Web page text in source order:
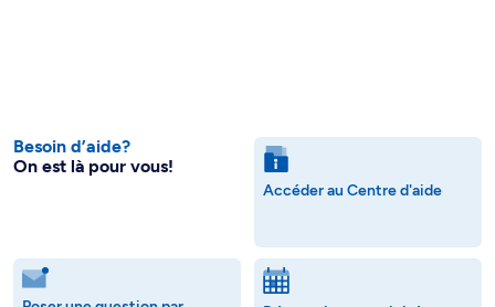
Besoin d’aide?
On est là pour vous!
Accéder au Centre d'aide